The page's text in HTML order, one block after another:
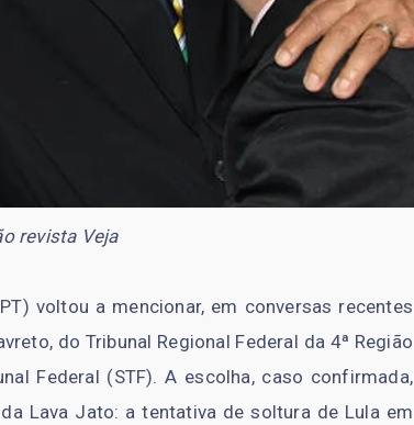
revista Veja
voltou a mencionar, em conversas recentes
do Tribunal Regional Federal da 4ª Região
Federal (STF). A escolha, caso confirmada,
Lava Jato: a tentativa de soltura de Lula em